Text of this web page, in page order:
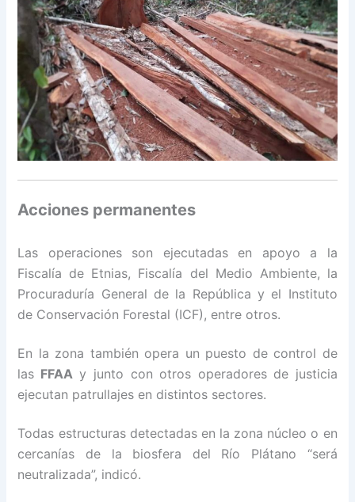
Acciones permanentes
Las operaciones son ejecutadas en apoyo a la
Fiscalía de Etnias, Fiscalía del Medio Ambiente, la
Procuraduría General de la República y el Instituto
de Conservación Forestal (ICF), entre otros.
En la zona también opera un puesto de control de
las FFAAy junto con otros operadores de justicia
ejecutan patrullajes en distintos sectores.
Todas estructuras detectadas en la zona núcleo o en
cercanías de la biosfera del Río Plátano “será
neutralizada”, indicó.